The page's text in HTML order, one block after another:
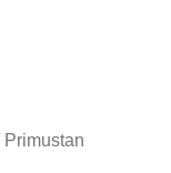
Primustan